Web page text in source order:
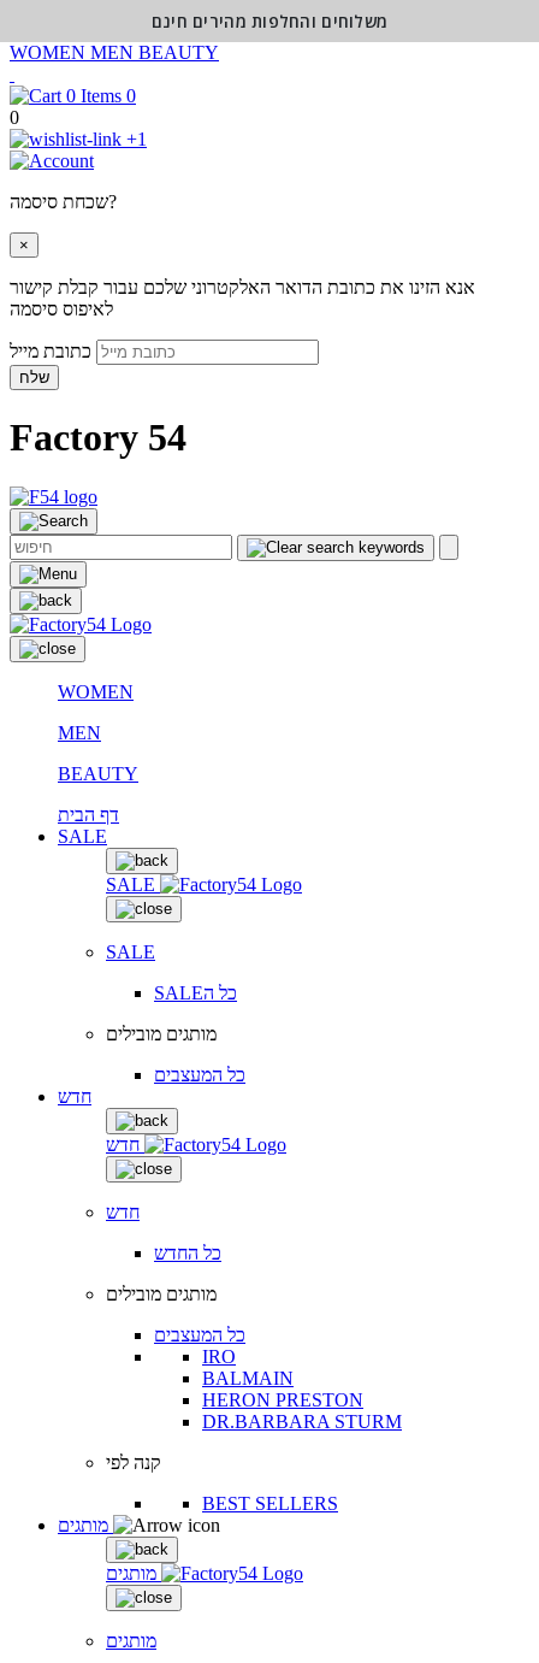
WOMEN MEN BEAUTY
0
0
+1
שכחת סיסמה?
×
אנא הזינו את כתובת הדואר האלקטרוני שלכם עבור קבלת קישור
לאיפוס סיסמה
שלח
Factory 54
WOMEN
MEN
BEAUTY
דף הבית
SALE
SALE
SALE
SALEכל ה
מותגים מובילים
כל המעצבים
חדש
חדש
חדש
כל החדש
מותגים מובילים
כל המעצבים
IRO
BALMAIN
HERON PRESTON
DR.BARBARA STURM
קנה לפי
BEST SELLERS
מותגים
מותגים
משלוחים והחלפות מהירים חינם